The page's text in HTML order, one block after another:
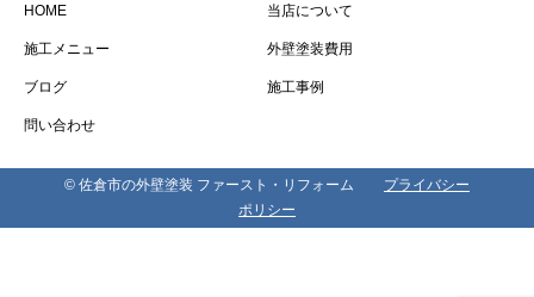
HOME 当店について
施工メニュー 外壁塗装費用
ブログ 施工事例
問い合わせ
© 佐倉市の外壁塗装 ファースト・リフォーム
プライバシー
ポリシー